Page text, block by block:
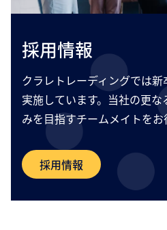
採用情報
クラレトレーディングでは
実施しています。当社の更
みを目指すチームメイトをお
採用情報